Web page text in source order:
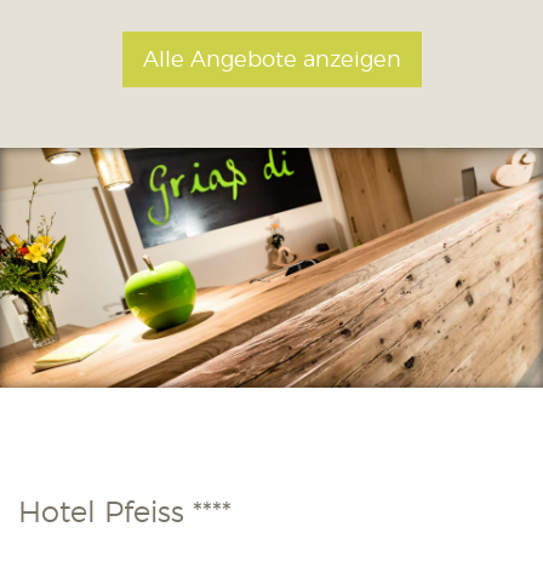
Alle Angebote anzeigen
Hotel Pfeiss ****